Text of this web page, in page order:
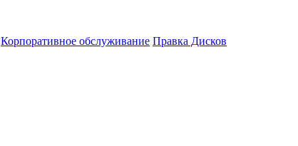
Корпоративное обслуживание Правка Дисков